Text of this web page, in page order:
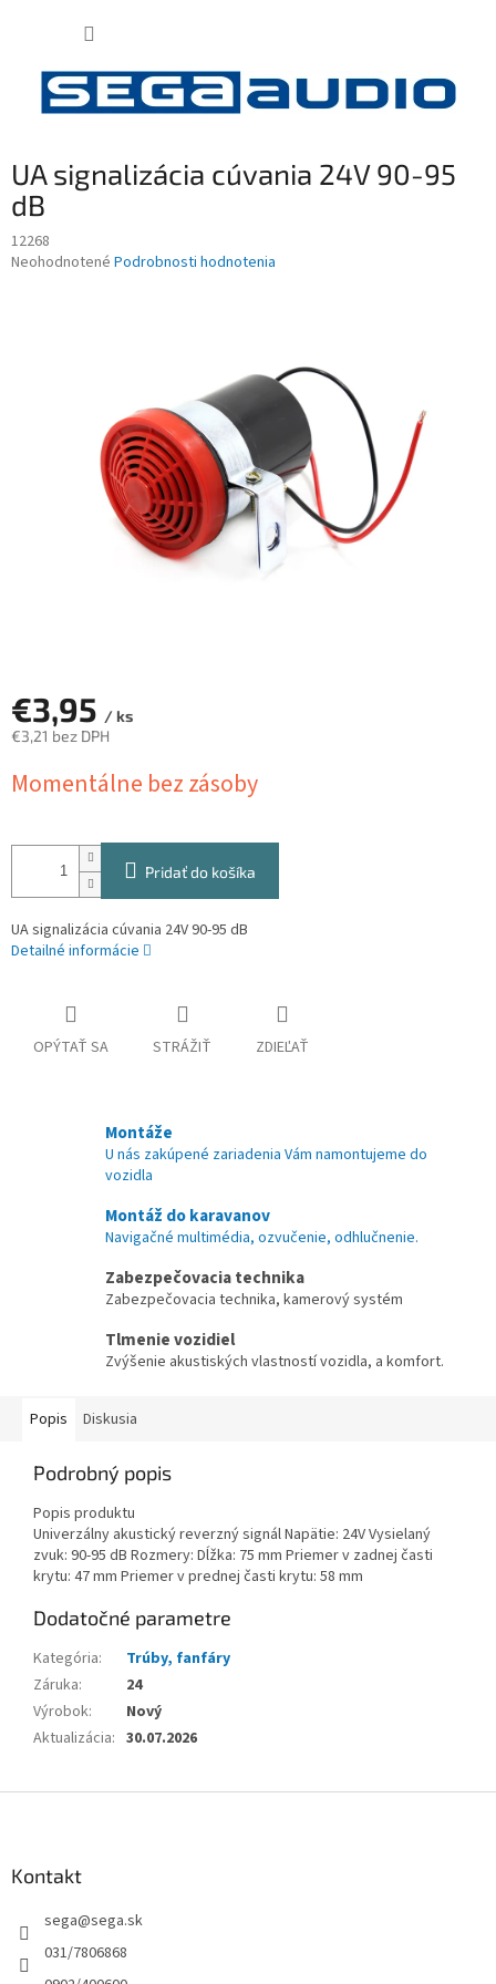
UA signalizácia cúvania 24V 90-95
dB
12268
Priemerné
Neohodnotené Podrobnosti hodnotenia
€3,95 / ks
€3,21 bez DPH
cena:
Momentálne bez zásoby
Pridať do košíka
UA signalizácia cúvania 24V 90-95 dB
Detailné informácie
OPÝTAŤ SA STRÁŽIŤ ZDIEĽAŤ
Montáže
U nás zakúpené zariadenia Vám namontujeme do
vozidla
Montáž do karavanov
Navigačné multimédia, ozvučenie, odhlučnenie.
Zabezpečovacia technika
Zabezpečovacia technika, kamerový systém
Tlmenie vozidiel
Zvýšenie akustiských vlastností vozidla, a komfort.
Popis Diskusia
Podrobný popis
Popis produktu
Univerzálny akustický reverzný signál Napätie: 24V Vysielaný
zvuk: 90-95 dB Rozmery: Dĺžka: 75 mm Priemer v zadnej časti
krytu: 47 mm Priemer v prednej časti krytu: 58 mm
Dodatočné parametre
Kategória:
Trúby, fanfáry
Záruka:
24
Výrobok:
Nový
Aktualizácia: 30.07.2026
Kontakt
sega@sega.sk
031/7806868